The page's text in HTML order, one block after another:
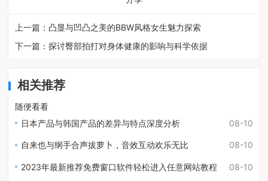
上一篇： 凸显与凹凸之美的BBW风格女生魅力探索
下一篇：探讨臀部拍打对身体健康的影响与科学依据
相关推荐
随便看看
08-10
日本产品与韩国产品的差异与特点深度分析
08-10
自来也与纲手合声拔萝卜，音效互动欢乐无比
08-10
2023年最新推荐免费窗口软件轻松进入任意网站教程